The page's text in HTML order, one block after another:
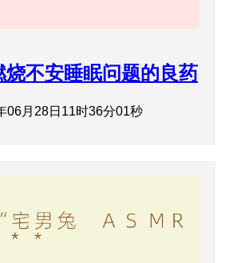
烧不安睡眠问题的良药
06月28日11时36分01秒